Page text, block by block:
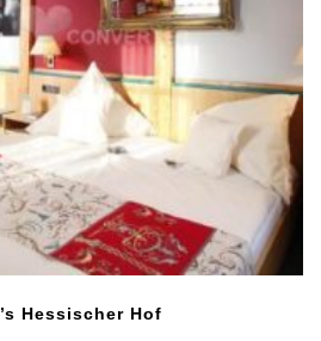
Hessischer Hof